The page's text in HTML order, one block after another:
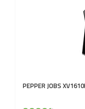
PEPPER JOBS